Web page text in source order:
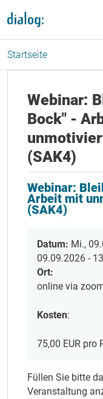
Startseite
Webinar:
Bock" -
(SAK4)
Webinar:
Arbeit mit
(SAK4)
Datum: Mi.,
09.09.2026 -
Ort:
online via
Kosten:
75,00 EUR pro
Füllen Sie bitte
Veranstaltung